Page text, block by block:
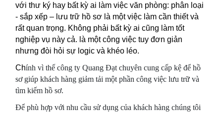
với thư ký hay bất kỳ ai làm việc văn phòng: phân loại
- sắp xếp – lưu trữ hồ sơ là một việc làm cần thiết và
rất quan trọng. Không phải bất kỳ ai cũng làm tốt
nghiệp vụ này cả. là một công việc tuy đơn giản
nhưng đòi hỏi sự logic và khéo léo.
Chính vì thế công ty Quang Đạt chuyên cung cấp kệ để hồ
sơ giúp khách hàng giảm tải một phần công việc lưu trữ và
tìm kiếm hồ sơ.
Để phù hợp với nhu cầu sử dụng của khách hàng chúng tôi